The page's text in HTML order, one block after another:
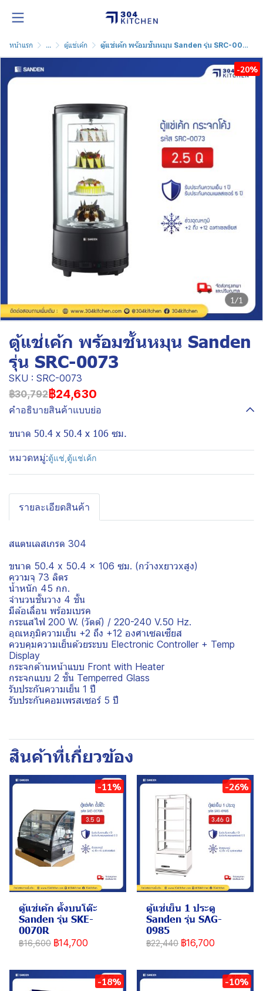
หน้าแรก ... ตู้แช่เค้ก ตู้แช่เค้ก พร้อมชั้นหมุน Sanden รุ่น SRC-0073
1/1
-20%
ตู้แช่เค้ก พร้อมชั้นหมุน Sanden
รุ่น SRC-0073
SKU : SRC-0073
฿30,792฿24,630
คำอธิบายสินค้าแบบย่อ
ขนาด 50.4 x 50.4 x 106 ซม.
หมวดหมู่:ตู้แช่ ตู้แช่เค้ก
รายละเอียดสินค้า
สแตนเลสเกรด 304
ขนาด 50.4 x 50.4 x 106 ซม. (กว้างxยาวxสูง)
ความจุ 73 ลิตร
น้ำหนัก 45 กก.
จำนวนชั้นวาง 4 ชั้น
มีล้อเลื่อน พร้อมเบรค
กระแสไฟ 200 W. (วัตต์) / 220-240 V.50 Hz.
อุณหภูมิความเย็น +2 ถึง +12 องศาเซลเซียส
ควบคุมความเย็นด้วยระบบ Electronic Controller + Temp
Display
กระจกด้านหน้าแบบ Front with Heater
กระจกแบบ 2 ชั้น Temperred Glass
รับประกันความเย็น 1 ปี
รับประกันคอมเพรสเซอร์ 5 ปี
สินค้าที่เกี่ยวข้อง
-11%
ตู้แช่เค้ก ตั้งบนโต๊ะ
Sanden รุ่น SKE-
0070R
฿16,600 ฿14,700
-26%
ตู้แช่เย็น 1 ประตู
Sanden รุ่น SAG-
0985
฿22,440 ฿16,700
-18% -10%